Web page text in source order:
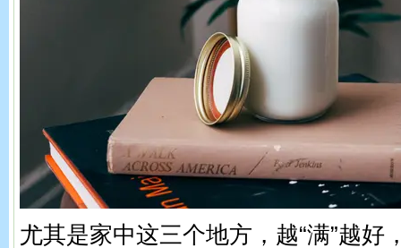
尤其是家中这三个地方，越“满”越好